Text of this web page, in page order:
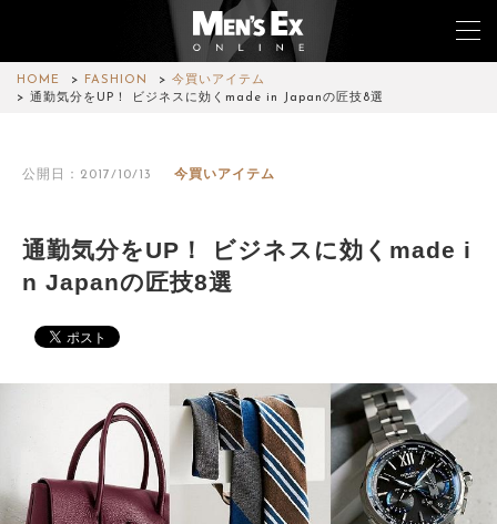
HOME FASHION
今買いアイテム
通勤気分をUP！ ビジネスに効くmade in Japanの匠技8選
公開日：2017/10/13 今買いアイテム
通勤気分をUP！ ビジネスに効くmade i
n Japanの匠技8選
WATCH
CAR&BIKE
LIFESTYLE
MAGAZINE
ABOUT SITE